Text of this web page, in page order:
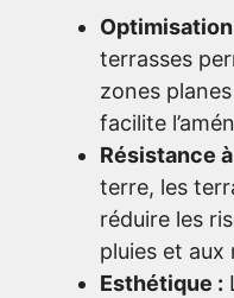
Optimisation
terrasses
zones
facilite
Résistance
terre, les
réduire les
pluies et aux
Esthétique :